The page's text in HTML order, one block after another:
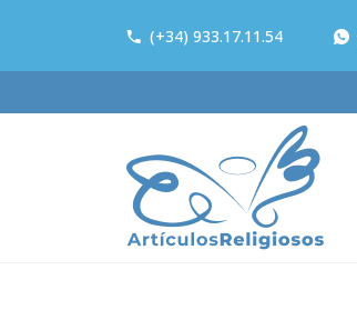
(+34) 933.17.11.54